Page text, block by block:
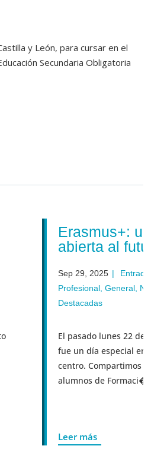
y León, para cursar en el
Secundaria Obligatoria
Erasmus+: una
abierta al futuro
Sep 29, 2025 | Entradas,Formación
Profesional,General ,Noticias
Destacadas
El pasado lunes 22 de septiembre
fue un día especial en nuestro
centro. Compartimos con nuestros
alumnos de Formaci�...
Leer más